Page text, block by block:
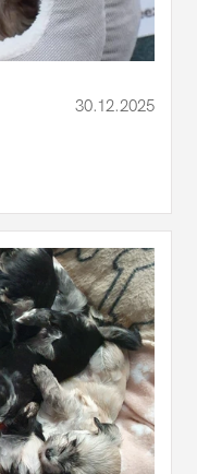
30.12.2025